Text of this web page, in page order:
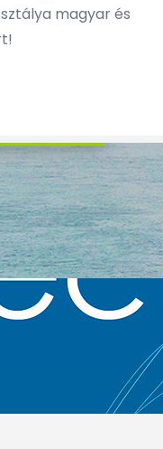
magyar és